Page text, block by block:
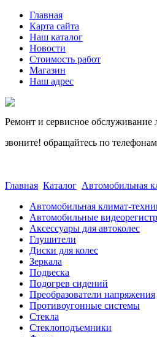
Главная
Карта сайта
Наш каталог
Новости
Стоимость работ
Магазин
Наш адрес
Ремонт и сервисное обслуживание
звоните! обращайтесь по
Главная Каталог Автомобильная
Автомобильная климат-
Автомобильные
Аксессуары для автоколес
Глушители
Диски для колес
Зеркала
Подвеска
Подогрев сидений
Преобразователи напряжения
Противоугонные системы
Стекла
Стеклоподъемники